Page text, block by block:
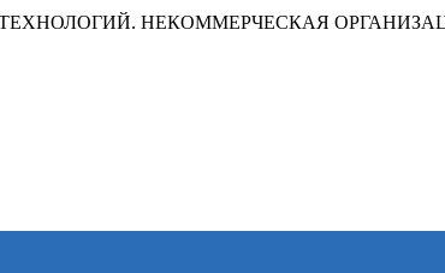
НЕКОММЕРЧЕСКАЯ